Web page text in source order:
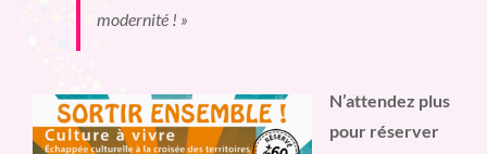
modernité ! »
N’attendez plus
pour réserver